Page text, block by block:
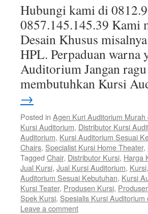
Hubungi kami di
0857.145.145.39 Kami
Desain Khusus
HPL. Perpaduan warna
Auditorium Jangan
membutuhkan Kursi
→
Posted in Agen Kuri Auditorium Murah
Kursi Auditorium, Distributor Kursi
Auditorium, Kursi Auditorium Sesuai
Chairs, Specialist Kursi Home Theater,
Tagged Chair, Distributor Kursi, Harga
Jual Kursi, Jual Kursi Auditorium, Kursi,
Auditorium Sesuai Kebutuhan, Kursi
Kursi Teater, Produsen Kursi,
Spek Kursi, Spesialis Kursi Auditorium
Leave a comment